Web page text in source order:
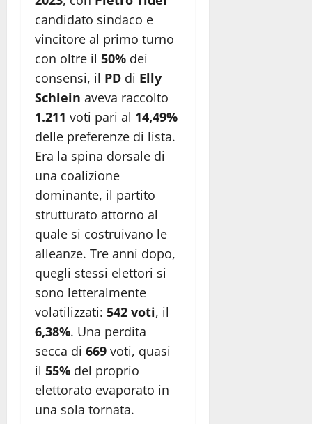
candidato sindaco e
vincitore al primo turno
con oltre il 50% dei
consensi, il PD di Elly
Schlein aveva raccolto
1.211 voti pari al 14,49%
delle preferenze di lista.
Era la spina dorsale di
una coalizione
dominante, il partito
strutturato attorno al
quale si costruivano le
alleanze. Tre anni dopo,
quegli stessi elettori si
sono letteralmente
volatilizzati: 542 voti, il
6,38%. Una perdita
secca di 669 voti, quasi
il 55% del proprio
elettorato evaporato in
una sola tornata.